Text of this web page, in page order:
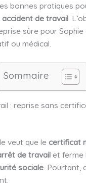
bonnes pratiques
accident de travail.
sûre pour
ou médical.
Sommaire
: reprise sans
veut que le certificat
de travailet ferme
sociale. Pourtant,